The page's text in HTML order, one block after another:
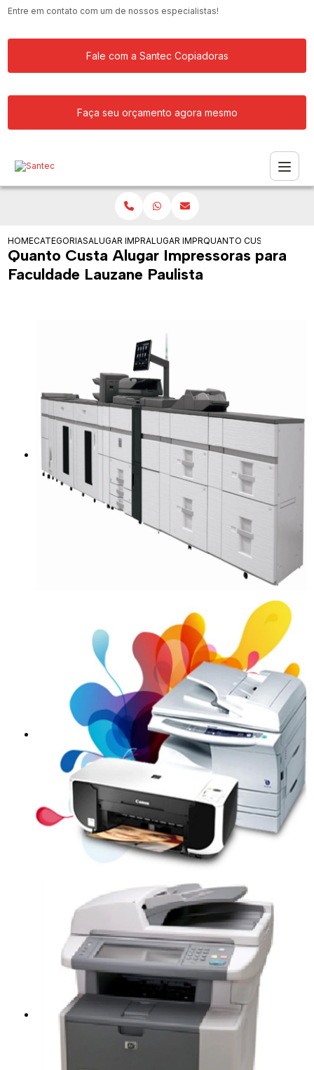
Entre em contato com um de nossos especialistas!
Fale com a Santec Copiadoras
Faça seu orçamento agora mesmo
HOMECATEGORIASALUGAR IMPRESSORAALUGAR IMPRESSORASQUANTO CUSTA ALUGAR
Quanto Custa Alugar Impressoras para
Faculdade Lauzane Paulista